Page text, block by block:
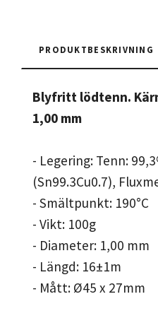
PRODUKTBESKRIVNING
Blyfritt lödtenn.
1,00 mm
- Legering: Tenn:
(Sn99.3Cu0.7),
- Smältpunkt: 190°C
- Vikt: 100g
- Diameter: 1,00 mm
- Längd: 16±1m
- Mått: Ø45 x 27mm